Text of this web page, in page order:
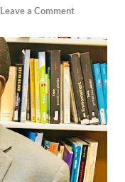
Leave a Comment